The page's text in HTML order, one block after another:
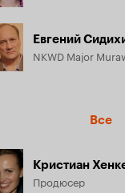
Евгений
Все
Продюсер